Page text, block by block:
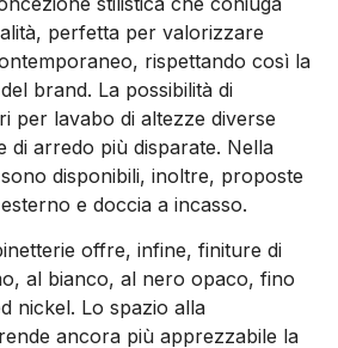
perfetta per valorizzare
rispettando così la
brand. La possibilità di
per lavabo di altezze diverse
di arredo più disparate. Nella
disponibili, inoltre, proposte
e doccia a incasso.
offre, infine, finiture di
al bianco, al nero opaco, fino
nickel. Lo spazio alla
ancora più apprezzabile la